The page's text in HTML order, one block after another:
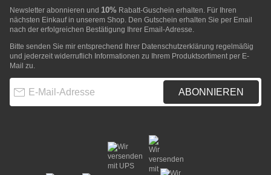
Newsletter abonnieren und 10% Rabatt-Guschein erhalten. Für Ihren
nächsten Einkauf in unserem Shop. Den Gutschein erhalten Sie per Email
nach der erfolgreichen Bestätigung Ihrer Email-Adresse.
Bitte senden Sie mir entsprechend Ihrer Datenschutzerklärung regelmäßig
und jederzeit widerruflich Informationen zu Ihrem Produktsortiment per E-
Mail zu.
ABONNIEREN